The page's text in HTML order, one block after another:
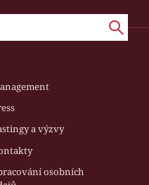
a výzvy
osobních